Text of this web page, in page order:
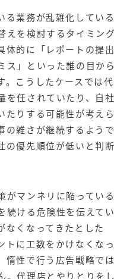
る業務が乱雑化している
えを検討するタイミング
体的に「レポートの提出
ス」といった誰の目から
。こうしたケースでは代
を任されていたり、自社
たりする可能性が考えら
の雑さが継続するようで
の優先順位が低いと判断
がマンネリに陥っている
続ける危険性を伝えてい
なくなってきたとした
トに工数をかけなくなっ
惰性で行う広告戦略では
。代理店とやりとりをし